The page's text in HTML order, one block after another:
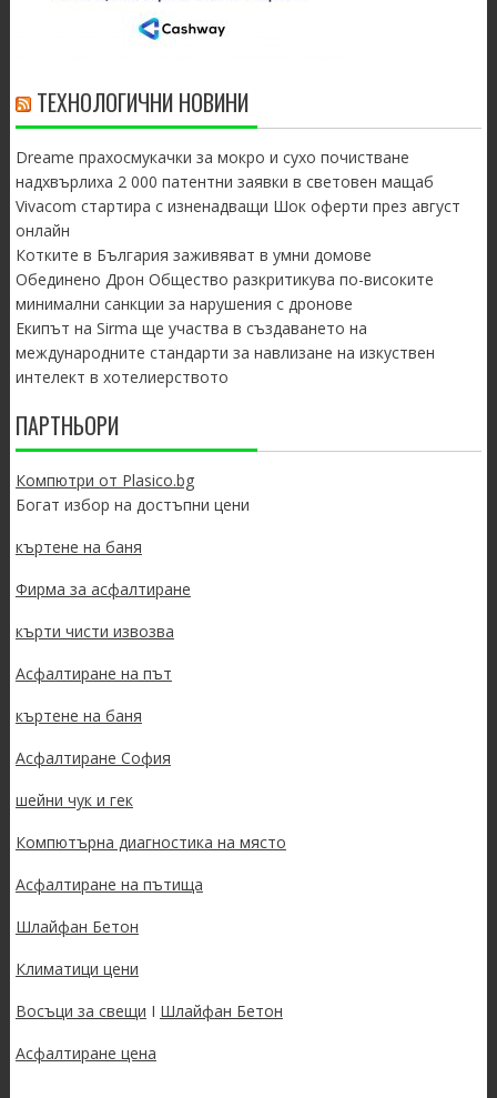
ТЕХНОЛОГИЧНИ НОВИНИ
Dreame прахосмукачки за мокро и сухо почистване
надхвърлиха 2 000 патентни заявки в световен мащаб
Vivacom стартира с изненадващи Шок оферти през август
онлайн
Котките в България заживяват в умни домове
Обединено Дрон Общество разкритикува по-високите
минимални санкции за нарушения с дронове
Екипът на Sirma ще участва в създаването на
международните стандарти за навлизане на изкуствен
интелект в хотелиерството
ПАРТНЬОРИ
Компютри от Plasico.bg
Богат избор на достъпни цени
къртене на баня
Фирма за асфалтиране
кърти чисти извозва
Асфалтиране на път
къртене на баня
Асфалтиране София
шейни чук и гек
Компютърна диагностика на място
Асфалтиране на пътища
Шлайфан Бетон
Климатици цени
Восъци за свещи I Шлайфан Бетон
Асфалтиране цена